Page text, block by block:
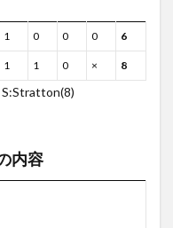
1 0 0 0 6
1 1 0 × 8
内容